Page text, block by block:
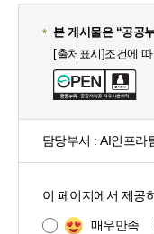
본 게시물은 “공공
[출처표시]조건에
담당부서 : AI인프라
이 페이지에서 제공
매우만족